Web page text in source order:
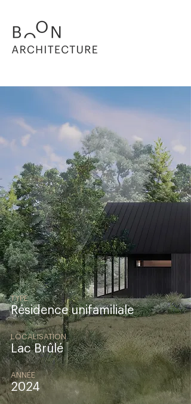
TYPE
Résidence unifamiliale
LOCALISATION
Lac Brûlé
ANNÉE
2024